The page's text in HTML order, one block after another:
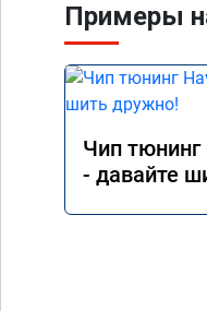
Примеры
Чип тюнинг
- давайте